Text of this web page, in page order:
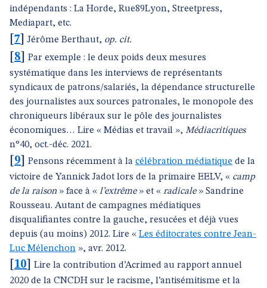
indépendants : La Horde, Rue89Lyon, Streetpress,
Mediapart, etc.
7 ]Jérôme Berthaut, op. cit.
8
Par exemple : le deux poids deux mesures
systématique dans les interviews de représentants
syndicaux de patrons/salariés, la dépendance structurelle
des journalistes aux sources patronales, le monopole des
chroniqueurs libéraux sur le pôle des journalistes
économiques… Lire « Médias et travail », Médiacritiques
n°40, oct.-déc. 2021.
9 Pensons récemment à la célébration médiatique de la
victoire de Yannick Jadot lors de la primaire EELV, « camp
de la raison » face à « l’extrême» et « radicale» Sandrine
Rousseau. Autant de campagnes médiatiques
disqualifiantes contre la gauche, resucées et déjà vues
depuis (au moins) 2012. Lire « Les éditocrates contre Jean-
Luc Mélenchon », avr. 2012.
10
Lire la contribution d’Acrimed au rapport annuel
2020 de la CNCDH sur le racisme, l’antisémitisme et la